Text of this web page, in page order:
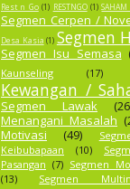
Rest n Go (1) RESTNGO (1)
Segmen Cerpen /
Desa Kasia (1) Segmen
Segmen Isu Semasa
Kaunseling
(17)
Kewangan /
Segmen Lawak
Menangani Masalah
Motivasi
(49)
Keibubapaan
(10)
Pasangan (7) Segmen
(13)
Segmen